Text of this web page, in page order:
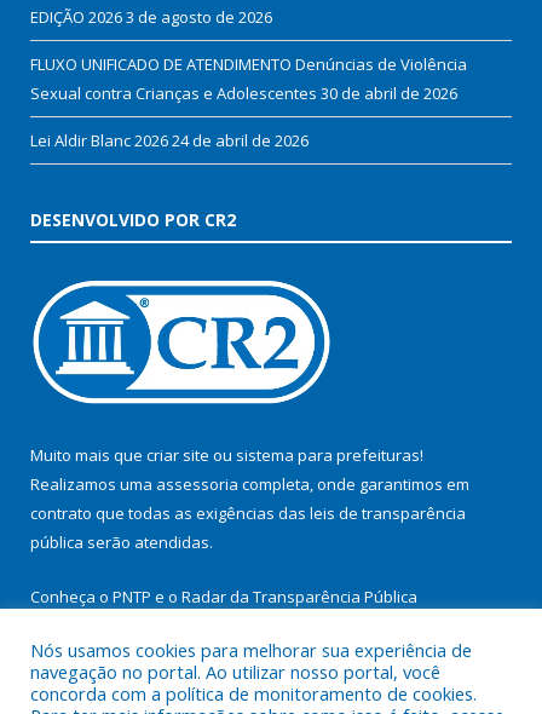
EDIÇÃO 20263 de agosto de 2026
FLUXO UNIFICADO DE ATENDIMENTO Denúncias de Violência
Sexual contra Crianças e Adolescentes 30 de abril de 2026
Lei Aldir Blanc 202624 de abril de 2026
DESENVOLVIDO POR CR2
Muito mais que criar site ou sistema para prefeituras!
Realizamos uma assessoria completa, onde garantimos em
contrato que todas as exigências das leis de transparência
pública serão atendidas.
Conheça o PNTP e o Radar da Transparência Pública
Nós usamos cookies para melhorar sua experiência de
navegação no portal. Ao utilizar nosso portal, você
concorda com a política de monitoramento de cookies.